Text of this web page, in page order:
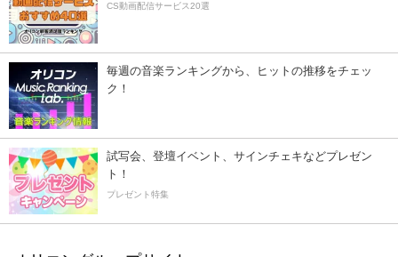
CS動画配信サービス20選
毎週の音楽ランキングから、ヒットの推移をチェッ
ク！
試写会、登壇イベント、サインチェキなどプレゼン
ト！
プレゼント特集